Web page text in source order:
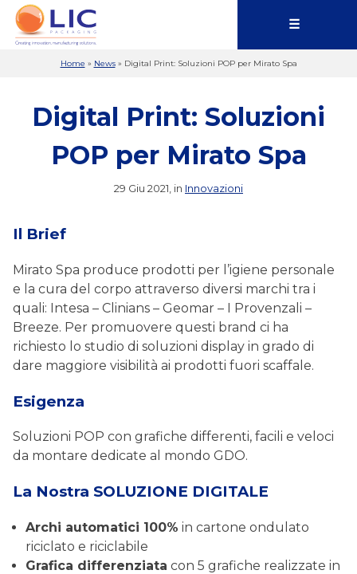
☰
Home » News» Digital Print: Soluzioni POP per Mirato Spa
Digital Print: Soluzioni
POP per Mirato Spa
29 Giu 2021, in Innovazioni
Il Brief
Mirato Spa produce prodotti per l’igiene personale
e la cura del corpo attraverso diversi marchi tra i
quali: Intesa – Clinians – Geomar – I Provenzali –
Breeze. Per promuovere questi brand ci ha
richiesto lo studio di soluzioni display in grado di
dare maggiore visibilità ai prodotti fuori scaffale.
Esigenza
Soluzioni POP con grafiche differenti, facili e veloci
da montare dedicate al mondo GDO.
La Nostra SOLUZIONE DIGITALE
Archi automatici 100% in cartone ondulato
riciclato e riciclabile
Grafica differenziata con 5 grafiche realizzate in